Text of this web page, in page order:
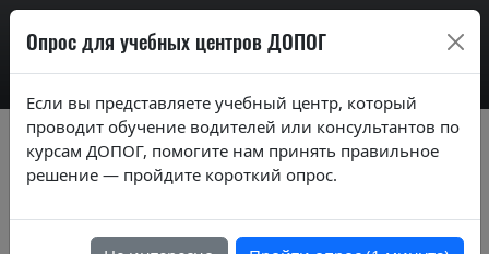
AdrExam
Вопросы экзаменационных билетов по
курсам ДОПОГ ver. 2020
Экзаменационные задания (тестовые
Опрос для учебных центров ДОПОГ
Если вы представляете учебный центр, который
проводит обучение водителей или консультантов по
курсам ДОПОГ, помогите нам принять правильное
решение — пройдите короткий опрос.